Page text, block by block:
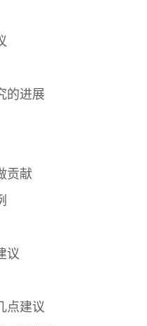
的进展
贡献
议
点建议